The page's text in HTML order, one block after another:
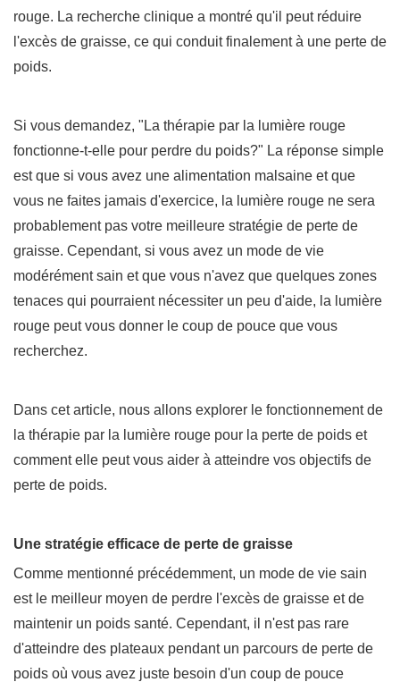
rouge. La recherche clinique a montré qu'il peut réduire
l'excès de graisse, ce qui conduit finalement à une perte de
poids.
Si vous demandez, "La thérapie par la lumière rouge
fonctionne-t-elle pour perdre du poids?" La réponse simple
est que si vous avez une alimentation malsaine et que
vous ne faites jamais d'exercice, la lumière rouge ne sera
probablement pas votre meilleure stratégie de perte de
graisse. Cependant, si vous avez un mode de vie
modérément sain et que vous n'avez que quelques zones
tenaces qui pourraient nécessiter un peu d'aide, la lumière
rouge peut vous donner le coup de pouce que vous
recherchez.
Dans cet article, nous allons explorer le fonctionnement de
la thérapie par la lumière rouge pour la perte de poids et
comment elle peut vous aider à atteindre vos objectifs de
perte de poids.
Une stratégie efficace de perte de graisse
Comme mentionné précédemment, un mode de vie sain
est le meilleur moyen de perdre l'excès de graisse et de
maintenir un poids santé. Cependant, il n'est pas rare
d'atteindre des plateaux pendant un parcours de perte de
poids où vous avez juste besoin d'un coup de pouce